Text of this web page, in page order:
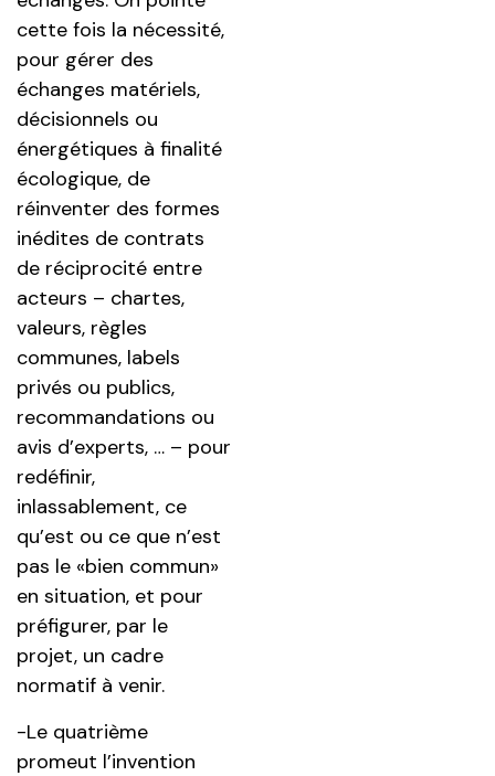
cette fois la nécessité,
pour gérer des
échanges matériels,
décisionnels ou
énergétiques à finalité
écologique, de
réinventer des formes
inédites de contrats
de réciprocité entre
acteurs – chartes,
valeurs, règles
communes, labels
privés ou publics,
recommandations ou
avis d’experts, … – pour
redéfinir,
inlassablement, ce
qu’est ou ce que n’est
pas le «bien commun»
en situation, et pour
préfigurer, par le
projet, un cadre
normatif à venir.
-Le quatrième
promeut l’invention